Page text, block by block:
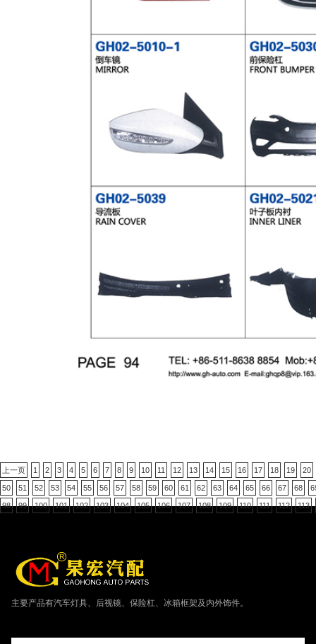
上一页 1 2 3 4 5 6 7 8 9 10 11 12 13 14 15 16 17 18 19 20
50 51 52 53 54 55 56 57 58 59 60 61 62 63 64 65 66 67 68
98 99 100 101 102 103 104 105 106 107 108 109 110 111 112 113
主要产品有汽车灯具、后视镜、保险杠、冰箱框架及内外饰件。